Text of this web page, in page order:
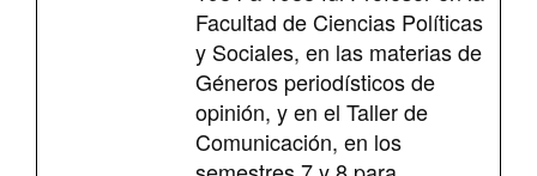
Facultad de Ciencias Políticas
y Sociales, en las materias de
Géneros periodísticos de
opinión, y en el Taller de
Comunicación, en los